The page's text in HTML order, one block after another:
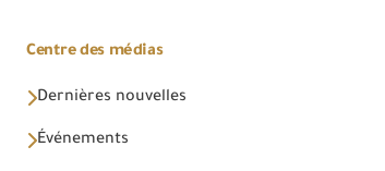
Centre des médias
Dernières nouvelles
Événements